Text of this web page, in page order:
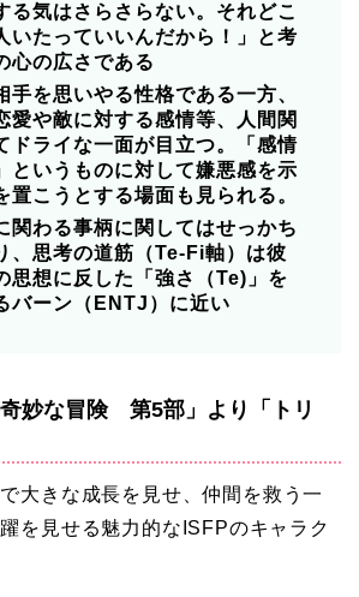
る気はさらさらない。それどこ
いたっていいんだから！」と考
心の広さである
手を思いやる性格である一方、
愛や敵に対する感情等、人間関
ドライな一面が目立つ。「感情
というものに対して嫌悪感を示
置こうとする場面も見られる。
関わる事柄に関してはせっかち
、思考の道筋（Te-Fi軸）は彼
思想に反した「強さ（Te)」を
バーン（ENTJ）に近い
妙な冒険 第5部」より「トリ
大きな成長を見せ、仲間を救う一
を見せる魅力的なISFPのキャラク